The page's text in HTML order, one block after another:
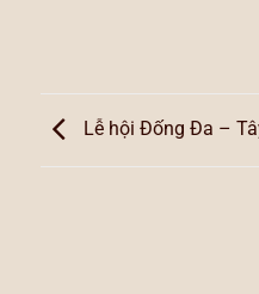
Lễ hội Đống Đa –